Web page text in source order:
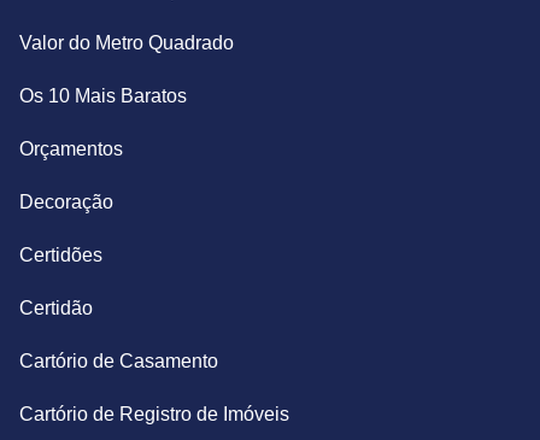
Valor do Metro Quadrado
Os 10 Mais Baratos
Orçamentos
Decoração
Certidões
Certidão
Cartório de Casamento
Cartório de Registro de Imóveis